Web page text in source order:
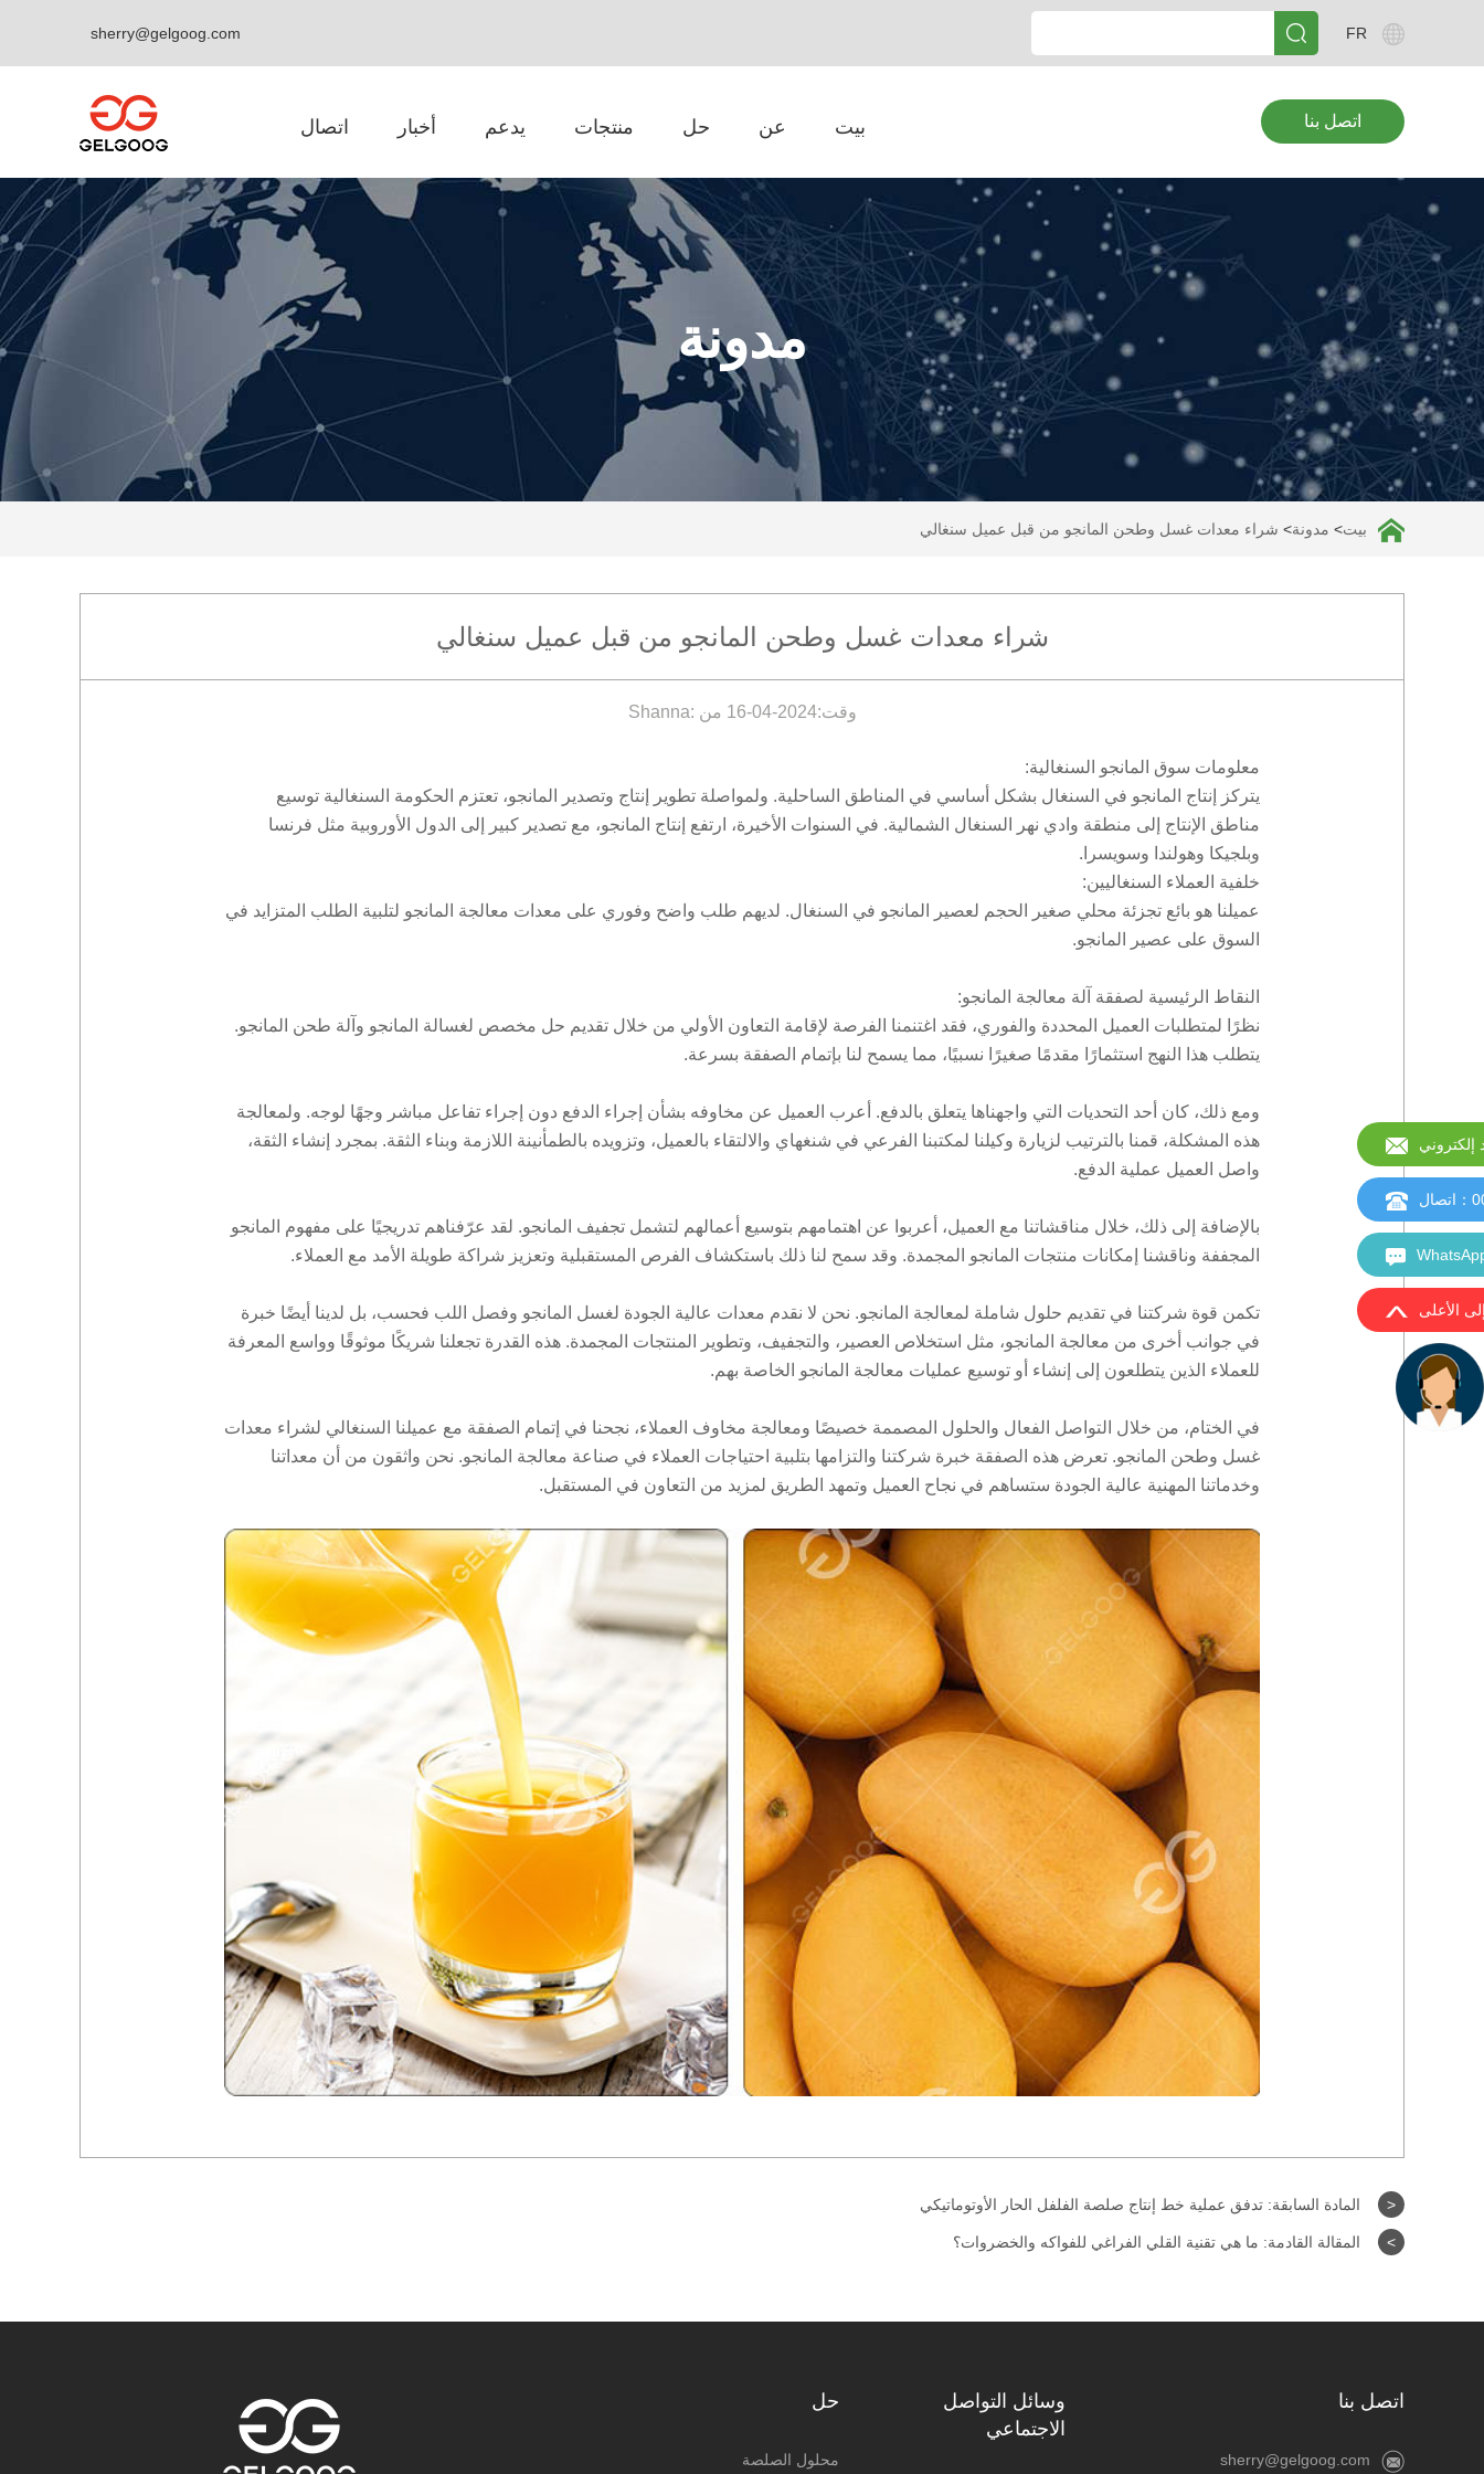
sherry@gelgoog.com FR
بيت عن حل منتجات يدعم أخبار اتصال اتصل بنا
مدونة
بيت> مدونة> شراء معدات غسل وطحن المانجو من قبل عميل سنغالي
شراء معدات غسل وطحن المانجو من قبل عميل سنغالي
وقت:2024-04-16 من :Shanna
معلومات سوق المانجو السنغالية:
يتركز إنتاج المانجو في السنغال بشكل أساسي في المناطق الساحلية. ولمواصلة تطوير إنتاج وتصدير المانجو، تعتزم الحكومة السنغالية توسيع
مناطق الإنتاج إلى منطقة وادي نهر السنغال الشمالية. في السنوات الأخيرة، ارتفع إنتاج المانجو، مع تصدير كبير إلى الدول الأوروبية مثل فرنسا
وبلجيكا وهولندا وسويسرا.
خلفية العملاء السنغاليين:
عميلنا هو بائع تجزئة محلي صغير الحجم لعصير المانجو في السنغال. لديهم طلب واضح وفوري على معدات معالجة المانجو لتلبية الطلب المتزايد في
السوق على عصير المانجو.
النقاط الرئيسية لصفقة آلة معالجة المانجو:
نظرًا لمتطلبات العميل المحددة والفوري، فقد اغتنمنا الفرصة لإقامة التعاون الأولي من خلال تقديم حل مخصص لغسالة المانجو وآلة طحن المانجو.
يتطلب هذا النهج استثمارًا مقدمًا صغيرًا نسبيًا، مما يسمح لنا بإتمام الصفقة بسرعة.
ومع ذلك، كان أحد التحديات التي واجهناها يتعلق بالدفع. أعرب العميل عن مخاوفه بشأن إجراء الدفع دون إجراء تفاعل مباشر وجهًا لوجه. ولمعالجة
هذه المشكلة، قمنا بالترتيب لزيارة وكيلنا لمكتبنا الفرعي في شنغهاي والالتقاء بالعميل، وتزويده بالطمأنينة اللازمة وبناء الثقة. بمجرد إنشاء الثقة،
واصل العميل عملية الدفع.
بالإضافة إلى ذلك، خلال مناقشاتنا مع العميل، أعربوا عن اهتمامهم بتوسيع أعمالهم لتشمل تجفيف المانجو. لقد عرّفناهم تدريجيًا على مفهوم المانجو
المجففة وناقشنا إمكانات منتجات المانجو المجمدة. وقد سمح لنا ذلك باستكشاف الفرص المستقبلية وتعزيز شراكة طويلة الأمد مع العملاء.
تكمن قوة شركتنا في تقديم حلول شاملة لمعالجة المانجو. نحن لا نقدم معدات عالية الجودة لغسل المانجو وفصل اللب فحسب، بل لدينا أيضًا خبرة
في جوانب أخرى من معالجة المانجو، مثل استخلاص العصير، والتجفيف، وتطوير المنتجات المجمدة. هذه القدرة تجعلنا شريكًا موثوقًا وواسع المعرفة
للعملاء الذين يتطلعون إلى إنشاء أو توسيع عمليات معالجة المانجو الخاصة بهم.
في الختام، من خلال التواصل الفعال والحلول المصممة خصيصًا ومعالجة مخاوف العملاء، نجحنا في إتمام الصفقة مع عميلنا السنغالي لشراء معدات
غسل وطحن المانجو. تعرض هذه الصفقة خبرة شركتنا والتزامها بتلبية احتياجات العملاء في صناعة معالجة المانجو. نحن واثقون من أن معداتنا
وخدماتنا المهنية عالية الجودة ستساهم في نجاح العميل وتمهد الطريق لمزيد من التعاون في المستقبل.
< المادة السابقة: تدفق عملية خط إنتاج صلصة الفلفل الحار الأوتوماتيكي
> المقالة القادمة: ما هي تقنية القلي الفراغي للفواكه والخضروات؟
حل
محلول الصلصة
وسائل التواصل
الاجتماعي
اتصل بنا
sherry@gelgoog.com
إلكتروني
：اتصال
الأعلى